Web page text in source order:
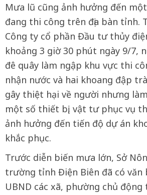
Mưa lũ cũng ảnh hưởng đến
đang thi công trên địa bàn tỉnh.
Công ty cổ phần Đầu tư thủy
khoảng 3 giờ 30 phút ngày 9/7,
đê quây làm ngập khu vực thi
nhận nước và hai khoang đập
gây thiệt hại về người nhưng
một số thiết bị, vật tư phục vụ
ảnh hưởng đến tiến độ dự án
khắc phục.
Trước diễn biến mưa lớn, Sở
trường tỉnh Điện Biên đã có văn
UBND các xã, phường chủ động